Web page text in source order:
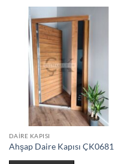
DAIRE KAPISI
Ahşap Daire Kapısı ÇK0681